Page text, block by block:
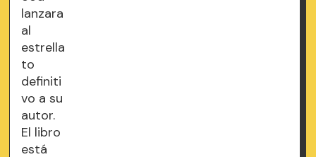
lanzara
al
estrella
to
definiti
vo a su
autor.
El libro
está